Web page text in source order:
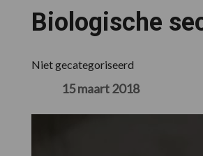
Biologische
Niet gecategoriseerd
15 maart 2018